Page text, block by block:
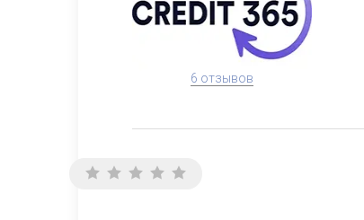
6 отзывов